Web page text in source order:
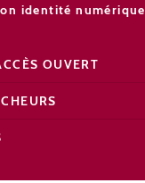
identité numérique
OUVERT